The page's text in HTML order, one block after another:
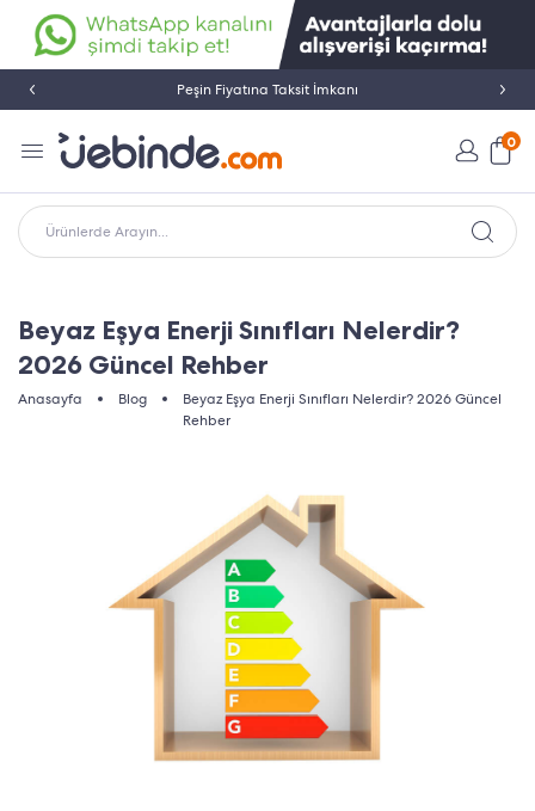
Peşin Fiyatına Taksit İmkanı
0
Ürünlerde Arayın...
Beyaz Eşya Enerji Sınıfları Nelerdir?
2026 Güncel Rehber
Anasayfa Blog
Beyaz Eşya Enerji Sınıfları Nelerdir? 2026 Güncel
Rehber